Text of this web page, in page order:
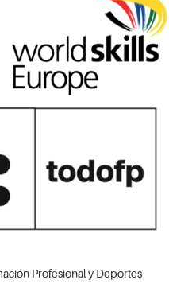
Profesional y Deportes